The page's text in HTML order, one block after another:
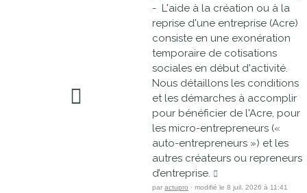
- L'aide à la création ou à la
reprise d'une entreprise (Acre)
consiste en une exonération
temporaire de cotisations
sociales en début d'activité.
Nous détaillons les conditions
et les démarches à accomplir
pour bénéficier de l'Acre, pour
les micro-entrepreneurs («
auto-entrepreneurs ») et les
autres créateurs ou repreneurs
d’entreprise.
par actupro · modifié le 8 juil. 2026 à 11:41